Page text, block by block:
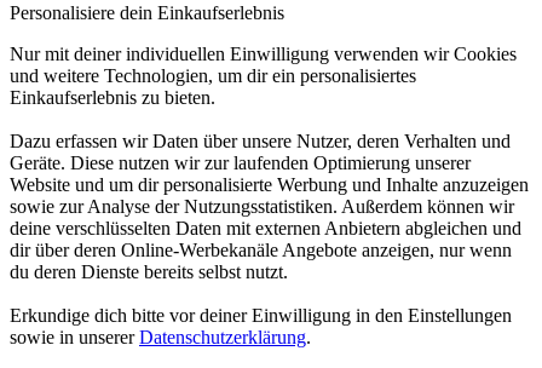
Personalisiere dein Einkaufserlebnis
Nur mit deiner individuellen Einwilligung verwenden wir Cookies
und weitere Technologien, um dir ein personalisiertes
Einkaufserlebnis zu bieten.
Dazu erfassen wir Daten über unsere Nutzer, deren Verhalten und
Geräte. Diese nutzen wir zur laufenden Optimierung unserer
Website und um dir personalisierte Werbung und Inhalte anzuzeigen
sowie zur Analyse der Nutzungsstatistiken. Außerdem können wir
deine verschlüsselten Daten mit externen Anbietern abgleichen und
dir über deren Online-Werbekanäle Angebote anzeigen, nur wenn
du deren Dienste bereits selbst nutzt.
Erkundige dich bitte vor deiner Einwilligung in den Einstellungen
sowie in unsererDatenschutzerklärung.